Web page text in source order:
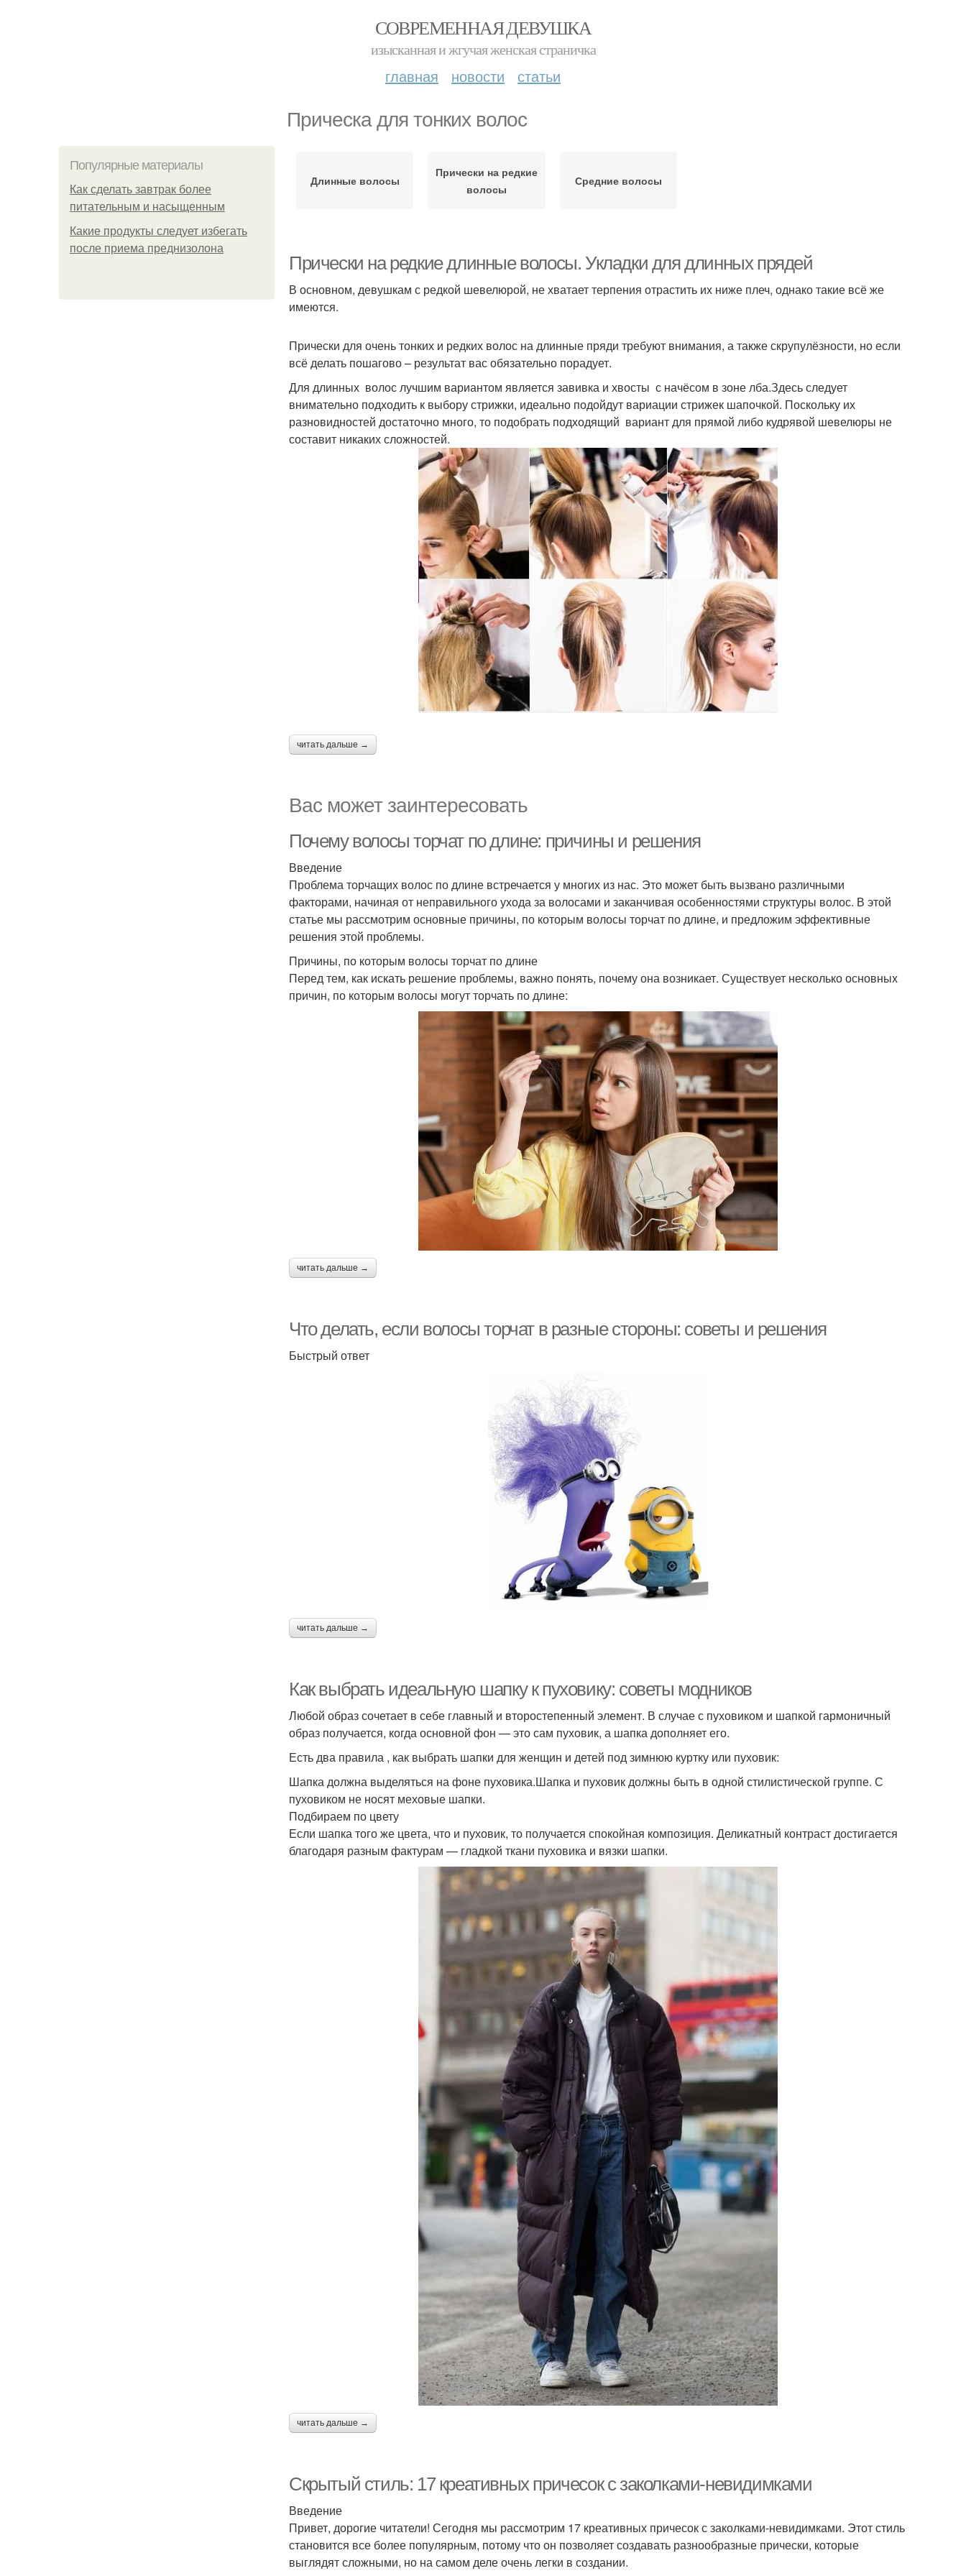
СОВРЕМЕННАЯ ДЕВУШКА
изысканная и жгучая женская страничка
главная новости статьи
Прическа для тонких волос
Популярные материалы
Как сделать завтрак более
питательным и насыщенным
Какие продукты следует избегать
после приема преднизолона
Длинные волосы
Прически на редкие
волосы
Средние волосы
Прически на редкие длинные волосы. Укладки для длинных прядей
В основном, девушкам с редкой шевелюрой, не хватает терпения отрастить их ниже плеч, однако такие всё же
имеются.
Прически для очень тонких и редких волос на длинные пряди требуют внимания, а также скрупулёзности, но если
всё делать пошагово – результат вас обязательно порадует.
Для длинных волос лучшим вариантом является завивка и хвосты с начёсом в зоне лба.Здесь следует
внимательно подходить к выбору стрижки, идеально подойдут вариации стрижек шапочкой. Поскольку их
разновидностей достаточно много, то подобрать подходящий вариант для прямой либо кудрявой шевелюры не
составит никаких сложностей.
читать дальше →
Вас может заинтересовать
Почему волосы торчат по длине: причины и решения
Введение
Проблема торчащих волос по длине встречается у многих из нас. Это может быть вызвано различными
факторами, начиная от неправильного ухода за волосами и заканчивая особенностями структуры волос. В этой
статье мы рассмотрим основные причины, по которым волосы торчат по длине, и предложим эффективные
решения этой проблемы.
Причины, по которым волосы торчат по длине
Перед тем, как искать решение проблемы, важно понять, почему она возникает. Существует несколько основных
причин, по которым волосы могут торчать по длине:
читать дальше →
Что делать, если волосы торчат в разные стороны: советы и решения
Быстрый ответ
читать дальше →
Как выбрать идеальную шапку к пуховику: советы модников
Любой образ сочетает в себе главный и второстепенный элемент. В случае с пуховиком и шапкой гармоничный
образ получается, когда основной фон — это сам пуховик, а шапка дополняет его.
Есть два правила , как выбрать шапки для женщин и детей под зимнюю куртку или пуховик:
Шапка должна выделяться на фоне пуховика.Шапка и пуховик должны быть в одной стилистической группе. С
пуховиком не носят меховые шапки.
Подбираем по цвету
Если шапка того же цвета, что и пуховик, то получается спокойная композиция. Деликатный контраст достигается
благодаря разным фактурам — гладкой ткани пуховика и вязки шапки.
читать дальше →
Скрытый стиль: 17 креативных причесок с заколками-невидимками
Введение
Привет, дорогие читатели! Сегодня мы рассмотрим 17 креативных причесок с заколками-невидимками. Этот стиль
становится все более популярным, потому что он позволяет создавать разнообразные прически, которые
выглядят сложными, но на самом деле очень легки в создании.